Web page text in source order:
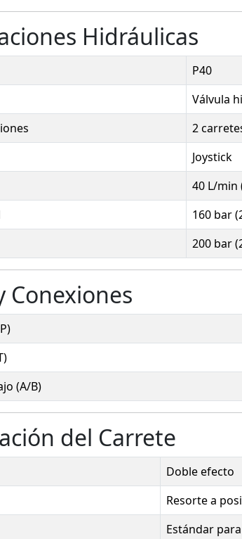
Hidráulicas
P40
Válvula
2
Joystick
40 L/min
160 bar
200 bar
Conexiones
(A/B)
del Carrete
Doble efecto
Resorte a
Estándar